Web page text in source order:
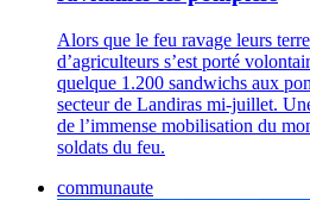
Alors que le feu ravage leurs
d’agriculteurs s’est porté
quelque 1.200 sandwichs aux
secteur de Landiras mi-juillet.
de l’immense mobilisation du
soldats du feu.
communaute